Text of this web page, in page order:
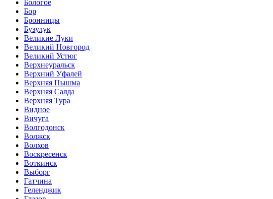
Бологое
Бор
Бронницы
Бузулук
Великие Луки
Великий Новгород
Великий Устюг
Верхнеуральск
Верхний Уфалей
Верхняя Пышма
Верхняя Салда
Верхняя Тура
Видное
Вичуга
Волгодонск
Волжск
Волхов
Воскресенск
Воткинск
Выборг
Гатчина
Геленджик